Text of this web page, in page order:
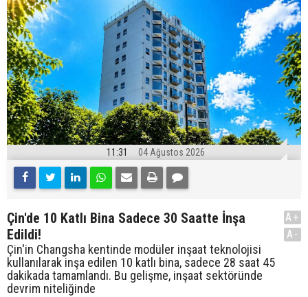
11:31 04 Ağustos 2026
Çin'de 10 Katlı Bina Sadece 30 Saatte İnşa
Edildi!
Çin'in Changsha kentinde modüler inşaat teknolojisi
kullanılarak inşa edilen 10 katlı bina, sadece 28 saat 45
dakikada tamamlandı. Bu gelişme, inşaat sektöründe
devrim niteliğinde
A+
A-